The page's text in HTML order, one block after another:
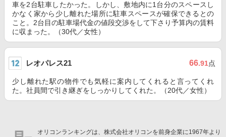
車を2台駐車したかった。しかし、敷地内に1台分のスペースし
かなく家から少し離れた場所に駐車スペースが確保できるとの
こと。2台目の駐車場代金の値段交渉をして下さり予算内の賃料
に収まった。（30代／女性）
レオパレス21 66.91点
少し離れた駅の物件でも気軽に案内してくれると言ってくれ
た。社員間で引き継ぎをしっかりしてくれた。（20代／女性）
オリコンランキングは、株式会社オリコンを前身企業に1967年より